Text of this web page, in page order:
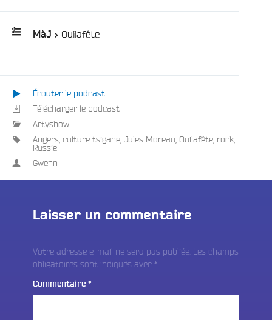
:
MàJ > Ouilafête/
Écouter le podcast
Télécharger le podcast
Artyshow
Angers culture tsigane Jules Moreau Ouilafête rock
Russie
Gwenn
Laisser un commentaire
Votre adresse e-mail ne sera pas publiée. Les champs
obligatoires sont indiqués avec *
Commentaire *